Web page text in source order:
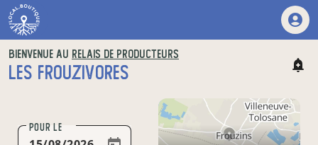
BIENVENUE AU RELAIS DE PRODUCTEURS
LES FROUZIVORES
POUR LE